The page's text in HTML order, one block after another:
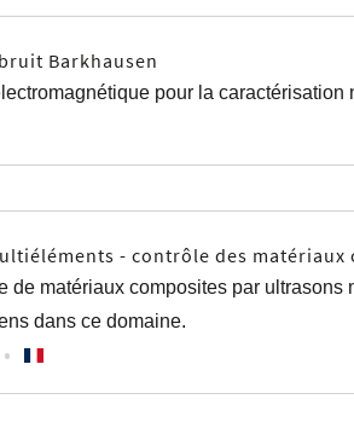
Barkhausen
pour la caractérisation
- contrôle des matériaux
de matériaux composites par
dans ce domaine.